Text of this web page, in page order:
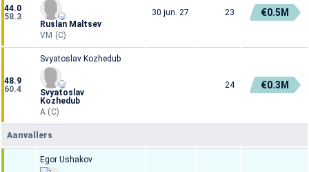
44.0
58.3
Ruslan Maltsev
VM (C)
30 jun. 27 23 €0.5M
48.9
60.4
Svyatoslav Kozhedub
Svyatoslav
Kozhedub
A (C)
24 €0.3M
Aanvallers
Egor Ushakov